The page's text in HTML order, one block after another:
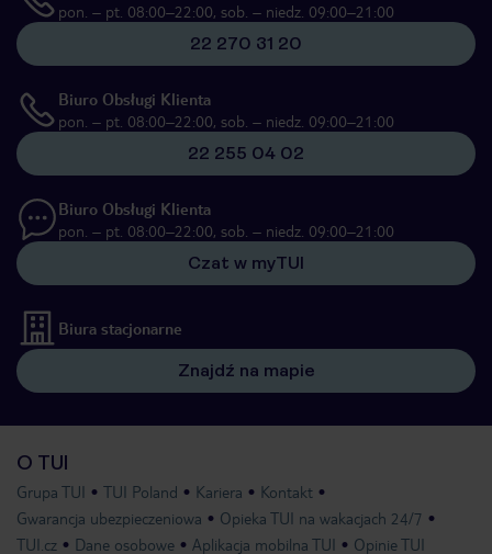
pon. – pt. 08:00–22:00, sob. – niedz. 09:00–21:00
22 270 31 20
Biuro Obsługi Klienta
pon. – pt. 08:00–22:00, sob. – niedz. 09:00–21:00
22 255 04 02
Biuro Obsługi Klienta
pon. – pt. 08:00–22:00, sob. – niedz. 09:00–21:00
Czat w myTUI
Biura stacjonarne
Znajdź na mapie
O TUI
Grupa TUI TUI Poland Kariera
Kontakt
Gwarancja ubezpieczeniowa
Opieka TUI na wakacjach 24/7
TUI.cz
Dane osobowe Aplikacja mobilna TUI Opinie TUI